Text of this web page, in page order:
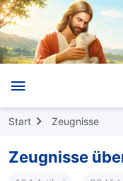
Start Zeugnisse
Zeugnisse